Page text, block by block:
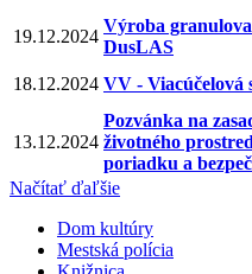
19.12.2024
Výroba
DusLAS
18.12.2024 VV - Viacúčelová
13.12.2024
Pozvánka na
životného
poriadku a
Načítať ďaľšie
Dom kultúry
Mestská polícia